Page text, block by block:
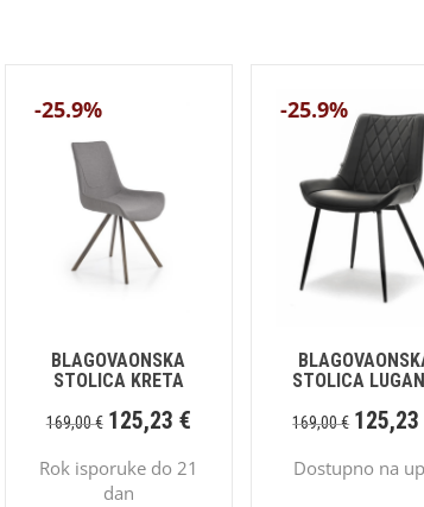
-25.9%
BLAGOVAONSKA
STOLICA KRETA
169,00€ 125,23 €
Rok isporuke do 21
dan
-25.9%
STOLICA
169,00€
Dostupno na